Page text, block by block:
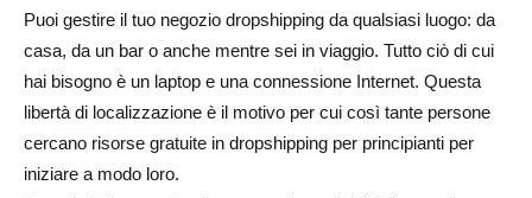
Puoi gestire il tuo negozio dropshipping da qualsiasi luogo: da
casa, da un bar o anche mentre sei in viaggio. Tutto ciò di cui
hai bisogno è un laptop e una connessione Internet. Questa
libertà di localizzazione è il motivo per cui così tante persone
cercano risorse gratuite in dropshipping per principianti per
iniziare a modo loro.